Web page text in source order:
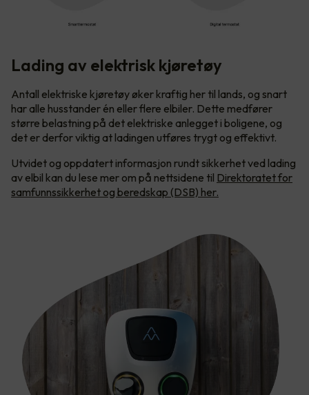
Lading av elektrisk kjøretøy
Antall elektriske kjøretøy øker kraftig her til lands, og snart
har alle husstander én eller flere elbiler. Dette medfører
større belastning på det elektriske anlegget i boligene, og
det er derfor viktig at ladingen utføres trygt og effektivt.
Utvidet og oppdatert informasjon rundt sikkerhet ved lading
av elbil kan du lese mer om på nettsidene til Direktoratet for
samfunnssikkerhet og beredskap (DSB) her.